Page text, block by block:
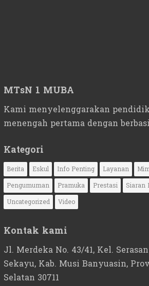
MTsN 1 MUBA
Kami menyelenggarakan
menengah pertama dengan
Kategori
Berita Eskul Info Penting Layanan
Pengumuman
Pramuka Prestasi Siaran
Uncategorized
Video
Kontak kami
Jl. Merdeka No. 43/41, Kel.
Sekayu, Kab. Musi Banyuasin,
Selatan 30711